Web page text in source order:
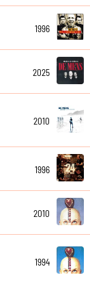
1996
2025
2010
1996
2010
1994